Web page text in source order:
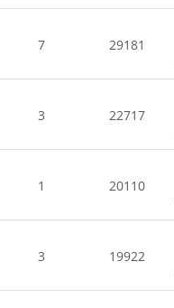
7 29181
3 22717
1 20110
3 19922